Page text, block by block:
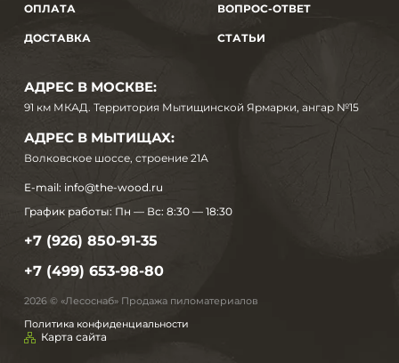
ОПЛАТА
ДОСТАВКА
ВОПРОС-ОТВЕТ
СТАТЬИ
АДРЕС В МОСКВЕ:
91 км МКАД. Территория Мытищинской Ярмарки, ангар №15
АДРЕС В МЫТИЩАХ:
Волковское шоссе, строение 21А
E-mail: info@the-wood.ru
График работы: Пн — Вс: 8:30 — 18:30
+7 (926) 850-91-35
+7 (499) 653-98-80
2026 © «Лесоснаб» Продажа пиломатериалов
Политика конфиденциальности
Карта сайта